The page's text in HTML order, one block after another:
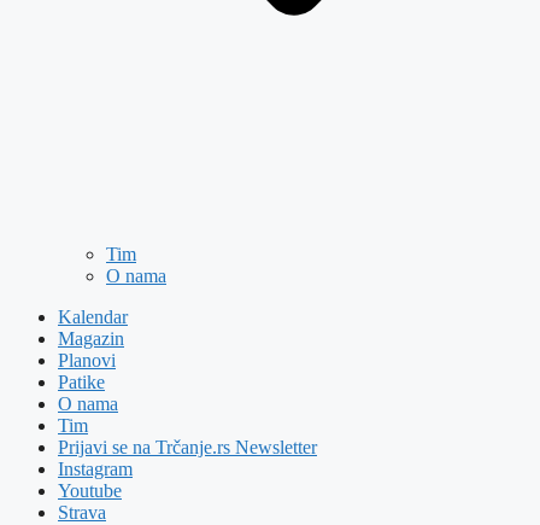
Tim
O nama
Kalendar
Magazin
Planovi
Patike
O nama
Tim
Prijavi se na Trčanje.rs Newsletter
Instagram
Youtube
Strava